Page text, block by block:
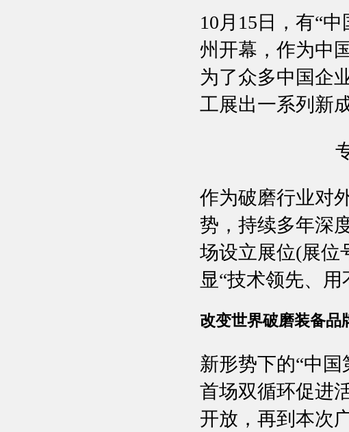
10月15日，有“
州开幕，作为中
为了众多中国企
工展出一系列新
作为破磨行业对
势，持续多年深
场设立展位(展位
显“技术领先、用
改变世界破磨装备品
新形势下的“中
首场双循环促进
开放，再到本次